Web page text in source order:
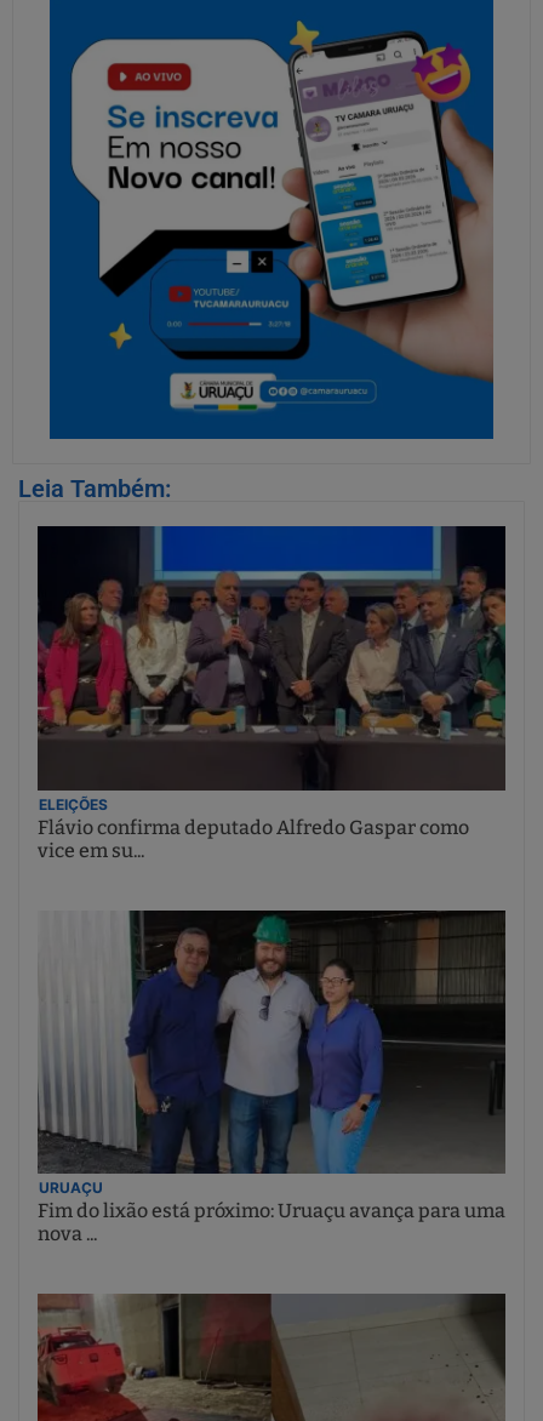
Leia Também:
ELEIÇÕES
Flávio confirma deputado Alfredo Gaspar como
vice em su...
URUAÇU
Fim do lixão está próximo: Uruaçu avança para uma
nova ...